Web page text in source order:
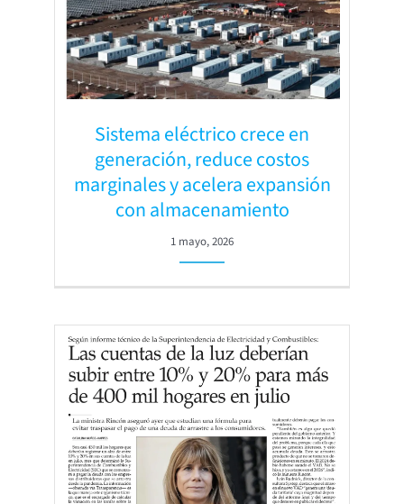
Sistema eléctrico crece en
generación, reduce costos
marginales y acelera expansión
con almacenamiento
1 mayo, 2026